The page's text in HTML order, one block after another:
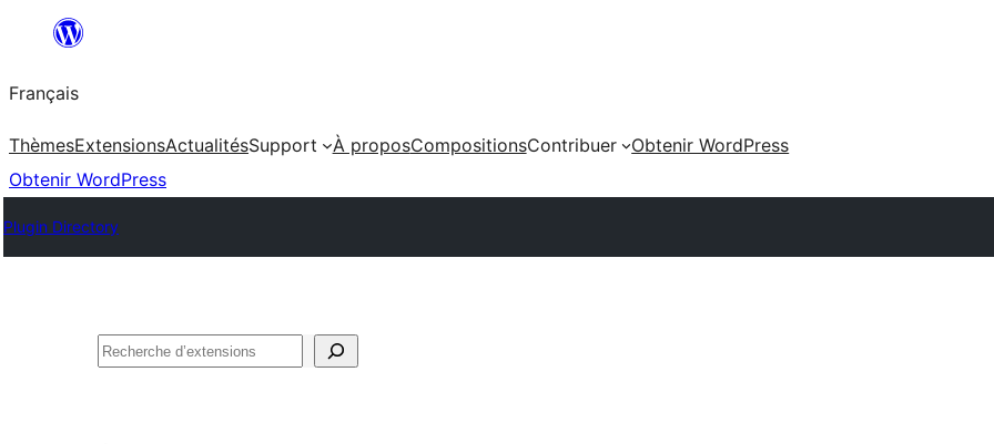
contenu
Français
ThèmesExtensionsActualitésSupport À proposCompositionsContribuer
Obtenir WordPress
Obtenir WordPress
Plugin Directory
Rechercher